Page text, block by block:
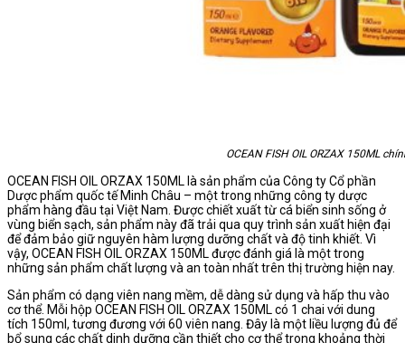
OCEAN FISH OIL ORZAX 150ML
OCEAN FISH OIL ORZAX 150ML là sản phẩm của Công ty Cổ phần
Dược phẩm quốc tế Minh Châu – một trong những công ty dược
phẩm hàng đầu tại Việt Nam. Được chiết xuất từ cá biển sinh sống ở
vùng biển sạch, sản phẩm này đã trải qua quy trình sản xuất hiện đại
để đảm bảo giữ nguyên hàm lượng dưỡng chất và độ tinh khiết. Vì
vậy, OCEAN FISH OIL ORZAX 150ML được đánh giá là một trong
những sản phẩm chất lượng và an toàn nhất trên thị trường hiện nay.
Sản phẩm có dạng viên nang mềm, dễ dàng sử dụng và hấp thu vào
cơ thể. Mỗi hộp OCEAN FISH OIL ORZAX 150ML có 1 chai với dung
tích 150ml, tương đương với 60 viên nang. Đây là một liều lượng đủ để
bổ sung các chất dinh dưỡng cần thiết cho cơ thể trong khoảng thời